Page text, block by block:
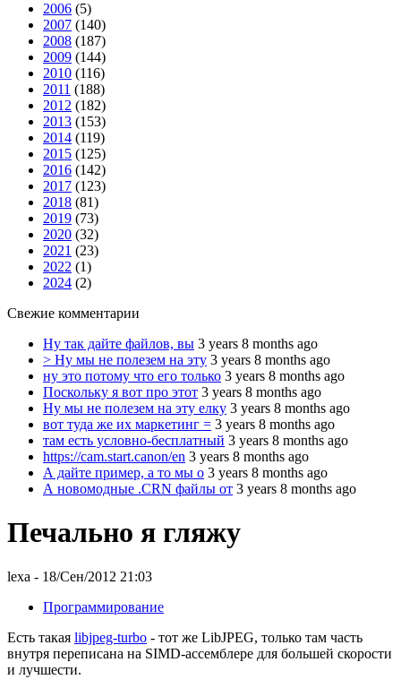
2006 (5)
2007 (140)
2008 (187)
2009 (144)
2010 (116)
2011 (188)
2012 (182)
2013 (153)
2014 (119)
2015 (125)
2016 (142)
2017 (123)
2018 (81)
2019 (73)
2020 (32)
2021 (23)
2022 (1)
2024 (2)
Свежие комментарии
Ну так дайте файлов, вы 3 years 8 months ago
> Ну мы не полезем на эту 3 years 8 months ago
ну это потому что его только 3 years 8 months ago
Поскольку я вот про этот 3 years 8 months ago
Ну мы не полезем на эту елку 3 years 8 months ago
вот туда же их маркетинг = 3 years 8 months ago
там есть условно-бесплатный 3 years 8 months ago
https://cam.start.canon/en 3 years 8 months ago
А дайте пример, а то мы о 3 years 8 months ago
А новомодные .CRN файлы от 3 years 8 months ago
Печально я гляжу
lexa - 18/Сен/2012 21:03
Программирование
Есть такая libjpeg-turbo - тот же LibJPEG, только там часть
внутря переписана на SIMD-ассемблере для большей скорости
и лучшести.